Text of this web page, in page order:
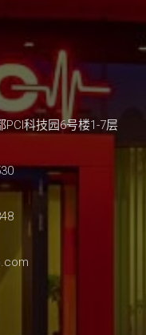
科技园6号楼1-7层